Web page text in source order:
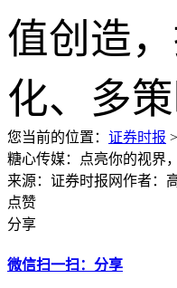
您当前的位置： 证券时报 >
糖心传媒：点亮你的视界
来源：证券时报网作者：
点赞
分享
微信扫一扫：分享